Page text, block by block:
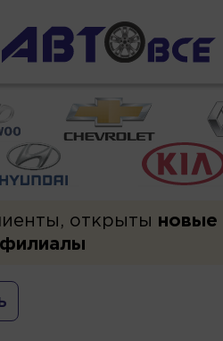
открыты новые
филиалы